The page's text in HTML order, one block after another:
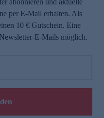
abonnieren und aktuelle
per E-Mail erhalten. Als
10 € Gutschein. Eine
E-Mails möglich.